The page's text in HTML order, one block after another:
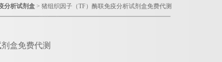
分析试剂盒 > 猪组织因子（TF）酶联免疫分析试剂盒免费代测
盒免费代测